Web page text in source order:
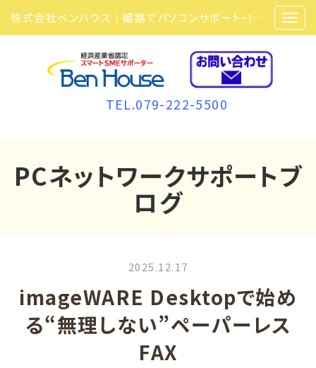
株式会社ベンハウス｜姫路でパソコンサポート・ITサポート・ITセキュリティ・複合機・ビジネスフォンなら弊社にお任せ
TEL.079-222-5500
PCネットワークサポートブ
ログ
2025.12.17
imageWARE Desktopで始め
る“無理しない”ペーパーレス
FAX